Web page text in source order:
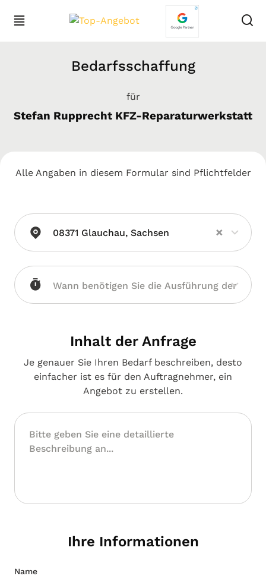
Bedarfsschaffung
für
Stefan Rupprecht KFZ-Reparaturwerkstatt
Alle Angaben in diesem Formular sind Pflichtfelder
08371 Glauchau, Sachsen ×
Inhalt der Anfrage
Je genauer Sie Ihren Bedarf beschreiben, desto
einfacher ist es für den Auftragnehmer, ein
Angebot zu erstellen.
Ihre Informationen
Name